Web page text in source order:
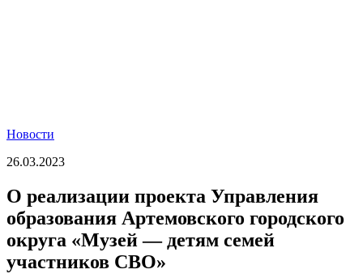
Новости
26.03.2023
О реализации проекта Управления
образования Артемовского городского
округа «Музей — детям семей
участников СВО»